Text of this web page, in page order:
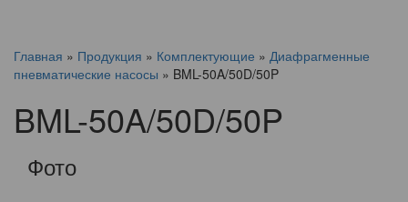
Главная » Продукция » Комплектующие » Диафрагменные
пневматические насосы » BML-50A/50D/50P
BML-50A/50D/50P
Фото